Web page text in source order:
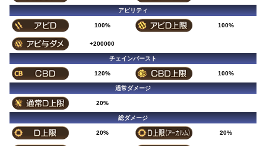
アビリティ
100% 100%
+200000
チェインバースト
120% 100%
通常ダメージ
20%
総ダメージ
20% 20%